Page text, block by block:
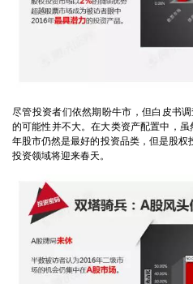
尽管投资者们依然期盼牛市，但白皮书
的可能性并不大。在大类资产配置中，
年股市仍然是最好的投资品类，但是股权
投资领域将迎来春天。